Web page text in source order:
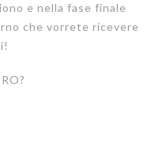
e nella fase finale
che vorrete ricevere